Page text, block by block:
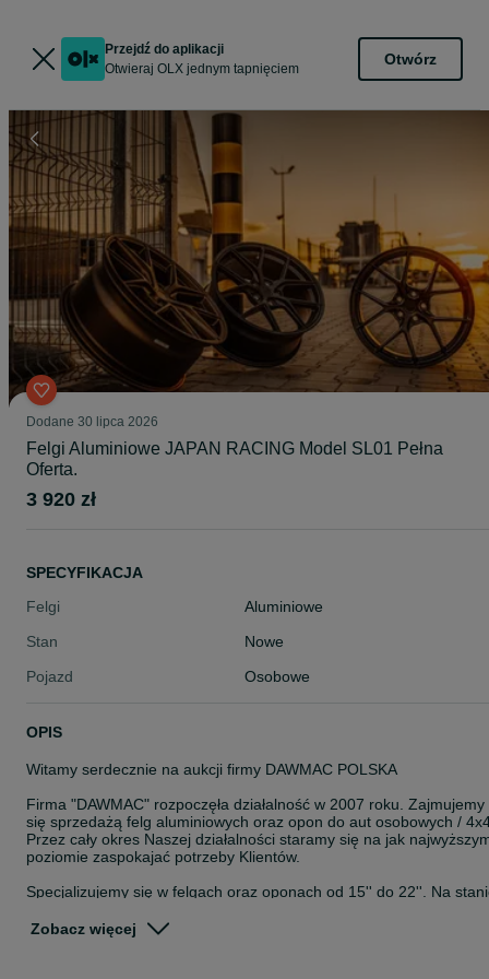
Przejdź do aplikacji
Otwieraj OLX jednym tapnięciem
Otwórz
Dodane 30 lipca 2026
Felgi Aluminiowe JAPAN RACING Model SL01 Pełna
Oferta.
3 920 zł
SPECYFIKACJA
Felgi
Aluminiowe
Stan
Nowe
Pojazd
Osobowe
OPIS
Witamy serdecznie na aukcji firmy DAWMAC POLSKA
Firma "DAWMAC" rozpoczęła działalność w 2007 roku. Zajmujemy
się sprzedażą felg aluminiowych oraz opon do aut osobowych /
Przez cały okres Naszej działalności staramy się na jak
poziomie zaspokajać potrzeby Klientów.
Specjalizujemy się w felgach oraz oponach od 15'' do 22''. Na
przedstawicielem takich Firm jak: ISPIRI, OEMS, VEEMANN,
Zobacz więcej